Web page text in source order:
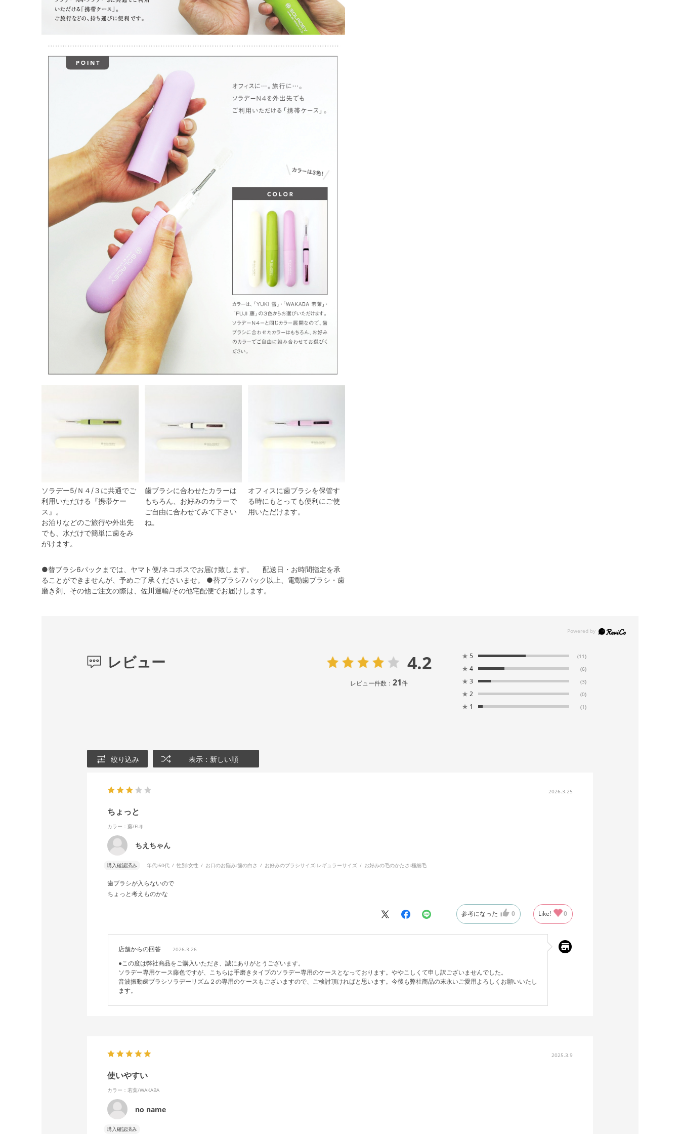
ソラデー5/Ｎ４/３に共通でご
利用いただける『携帯ケー
ス』。
お泊りなどのご旅行や外出先
でも、水だけで簡単に歯をみ
がけます。
歯ブラシに合わせたカラーは
もちろん、お好みのカラーで
ご自由に合わせてみて下さい
ね。
オフィスに歯ブラシを保管す
る時にもとっても便利にご使
用いただけます。
●替ブラシ6パックまでは、ヤマト便/ネコポスでお届け致します。 配送日・お時間指定を承
ることができませんが、予めご了承くださいませ。 ●替ブラシ7パック以上、電動歯ブラシ・歯
磨き剤、その他ご注文の際は、佐川運輸/その他宅配便でお届けします。
レビュー 4.2
レビュー件数： 21件
★ 5 (11)
★ 4 (6)
★ 3 (3)
★ 2 (0)
★ 1 (1)
絞り込み 表示：新しい順
2026.3.25
ちょっと
カラー：藤/FUJI
ちえちゃん
購入確認済み 年代:60代 性別:女性 お口のお悩み:歯の白さ お好みのブラシサイズ:レギュラーサイズ お好みの毛のかたさ:極細毛
歯ブラシが入らないので
ちょっと考えものかな
参考になった 0 Like! 0
店舗からの回答 2026.3.26
●この度は弊社商品をご購入いただき、誠にありがとうございます。
ソラデー専用ケース藤色ですが、こちらは手磨きタイプのソラデー専用のケースとなっております。ややこしくて申し訳ございませんでした。
音波振動歯ブラシソラデーリズム２の専用のケースもございますので、ご検討頂ければと思います。今後も弊社商品の末永いご愛用よろしくお願いいたし
ます。
2025.3.9
使いやすい
カラー：若葉/WAKABA
no name
購入確認済み